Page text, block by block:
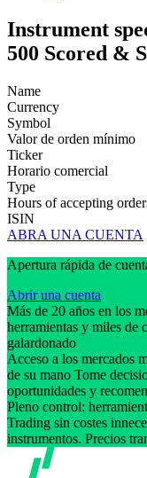
Instrument
500 Scored &
Name
Currency
Symbol
Valor de orden mínimo
Ticker
Horario comercial
Type
Hours of accepting
ISIN
ABRA UNA CUENTA
Apertura rápida de
Abrir una cuenta
Más de 20 años en los
herramientas y miles de
galardonado
Acceso a los mercados
de su mano Tome
oportunidades y
Pleno control:
Trading sin costes
instrumentos. Precios